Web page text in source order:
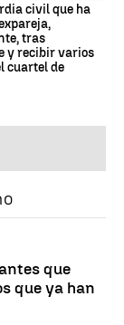
civil que ha
tras
y recibir varios
cuartel de
que
que ya han